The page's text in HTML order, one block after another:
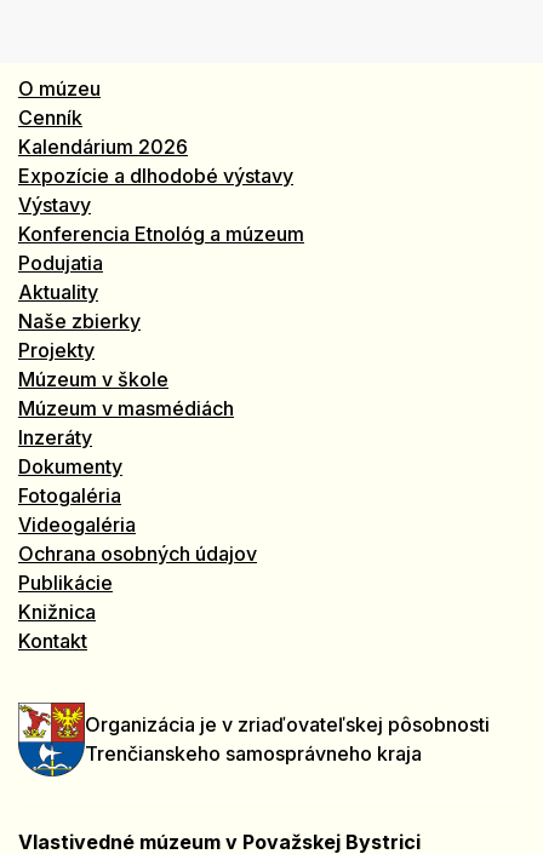
O múzeu
Cenník
Kalendárium 2026
Expozície a dlhodobé výstavy
Výstavy
Konferencia Etnológ a múzeum
Podujatia
Aktuality
Naše zbierky
Projekty
Múzeum v škole
Múzeum v masmédiách
Inzeráty
Dokumenty
Fotogaléria
Videogaléria
Ochrana osobných údajov
Publikácie
Knižnica
Kontakt
Organizácia je v zriaďovateľskej pôsobnosti
Trenčianskeho samosprávneho kraja
Vlastivedné múzeum v Považskej Bystrici